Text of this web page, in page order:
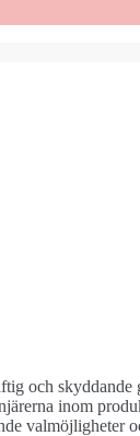
och
inom
valmöjligheter